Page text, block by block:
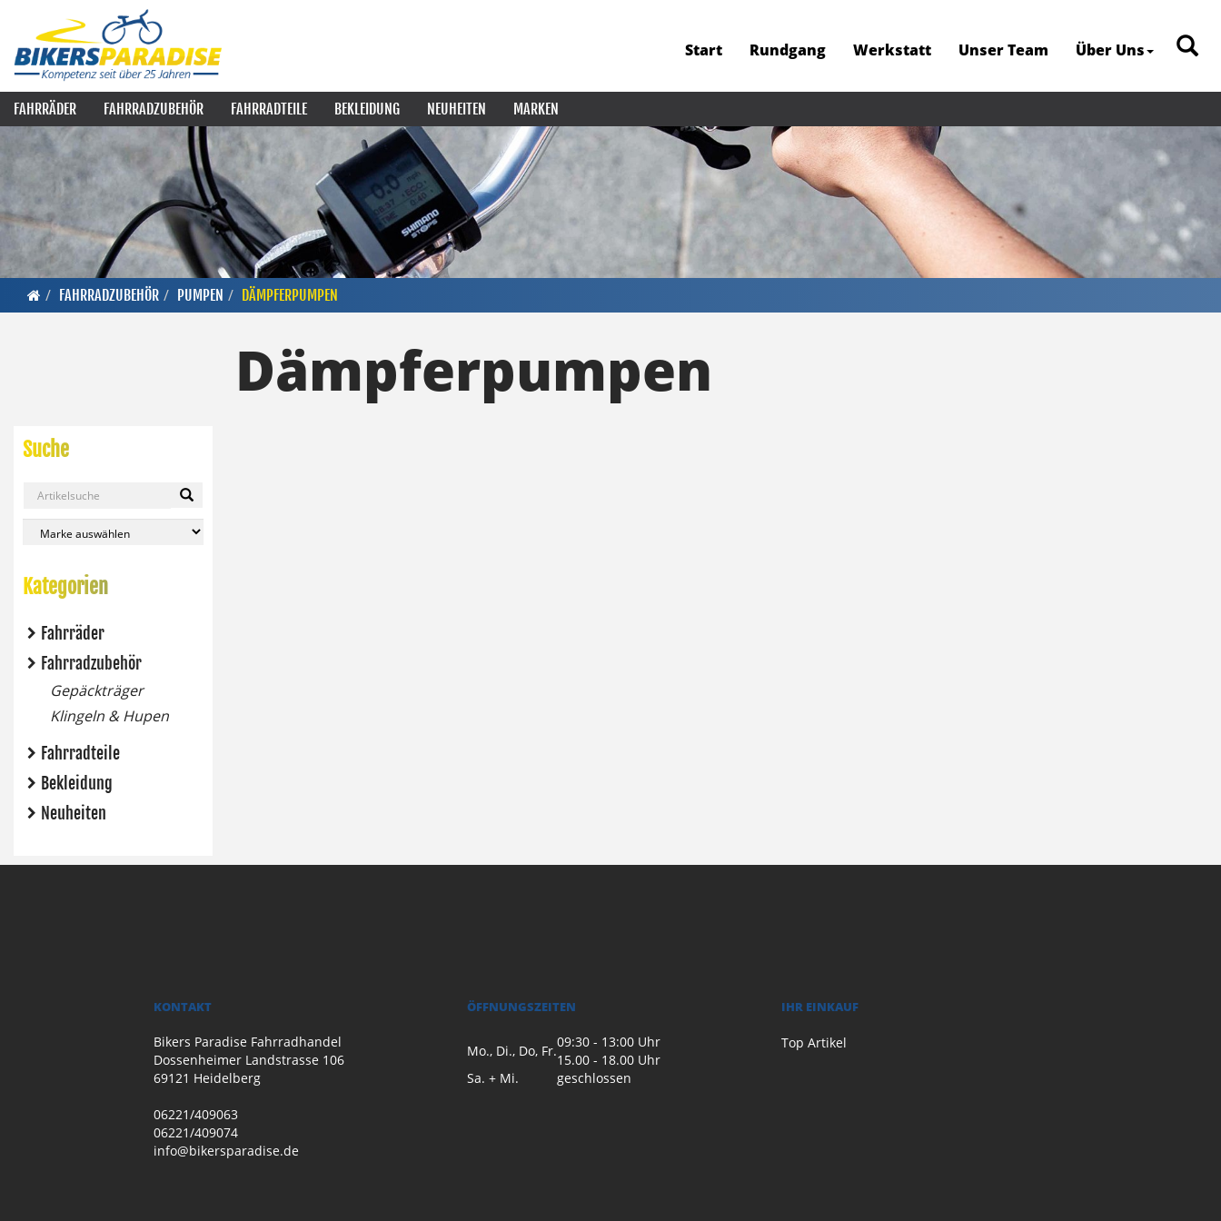
Start Rundgang Werkstatt Unser Team Über Uns
FAHRRÄDER FAHRRADZUBEHÖR FAHRRADTEILE BEKLEIDUNG NEUHEITEN MARKEN
FAHRRADZUBEHÖR PUMPEN DÄMPFERPUMPEN
Suche
Kategorien
Fahrräder
Fahrradzubehör
Gepäckträger
Klingeln & Hupen
Fahrradteile
Bekleidung
Neuheiten
Dämpferpumpen
KONTAKT
Bikers Paradise Fahrradhandel
Dossenheimer Landstrasse 106
69121 Heidelberg
06221/409063
06221/409074
info@bikersparadise.de
ÖFFNUNGSZEITEN
Mo., Di., Do, Fr.
09:30 - 13:00 Uhr
15.00 - 18.00 Uhr
Sa. + Mi.
geschlossen
IHR EINKAUF
Top Artikel